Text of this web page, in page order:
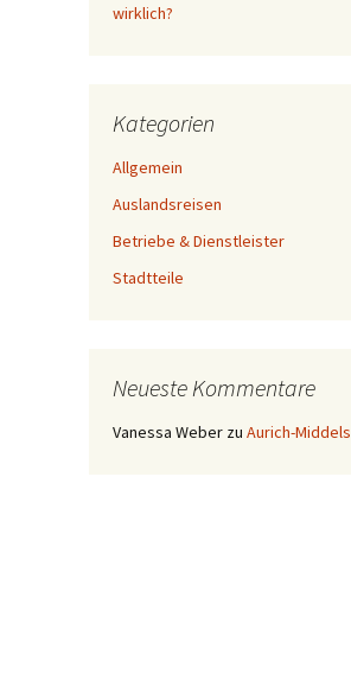
wirklich?
Kategorien
Allgemein
Auslandsreisen
Betriebe & Dienstleister
Stadtteile
Neueste Kommentare
Vanessa Weber zu Aurich-Middels